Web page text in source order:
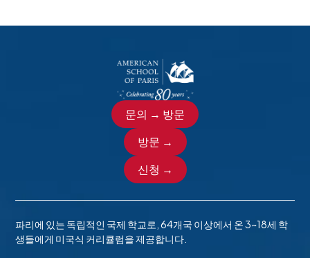
문의 → 방문
방문 →
신청 →
파리에 있는 독립적인 국제 학교로, 64개국 이상에서 온 3~18세 학
생들에게 미국식 커리큘럼을 제공합니다.